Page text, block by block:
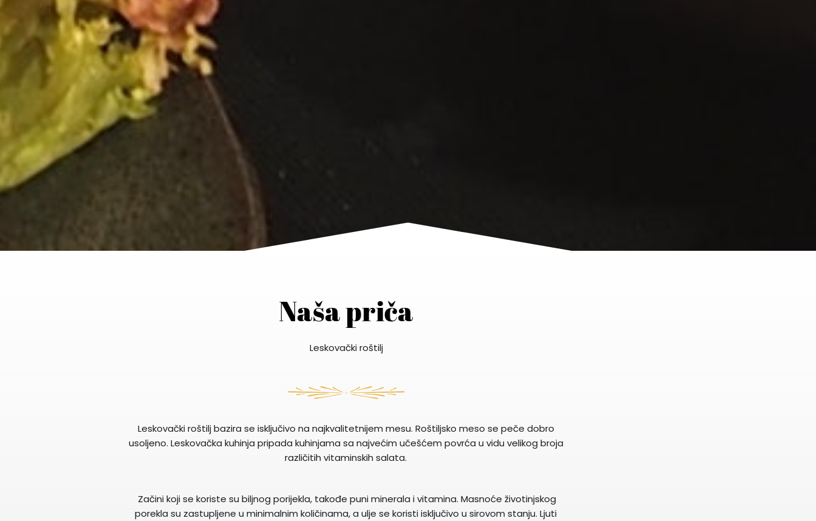
Naša priča
Leskovački roštilj
Leskovački roštilj bazira se isključivo na najkvalitetnijem mesu. Roštiljsko meso se peče dobro
usoljeno. Leskovačka kuhinja pripada kuhinjama sa najvećim učešćem povrća u vidu velikog broja
različitih vitaminskih salata.
Začini koji se koriste su biljnog porijekla, takođe puni minerala i vitamina. Masnoće životinjskog
porekla su zastupljene u minimalnim količinama, a ulje se koristi isključivo u sirovom stanju. Ljuti